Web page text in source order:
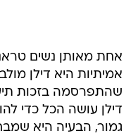
אחת מאותן נשים
אמיתיות היא דילן
שהתפרסמה בזכות
דילן עושה הכל כדי
גמור, הבעיה היא